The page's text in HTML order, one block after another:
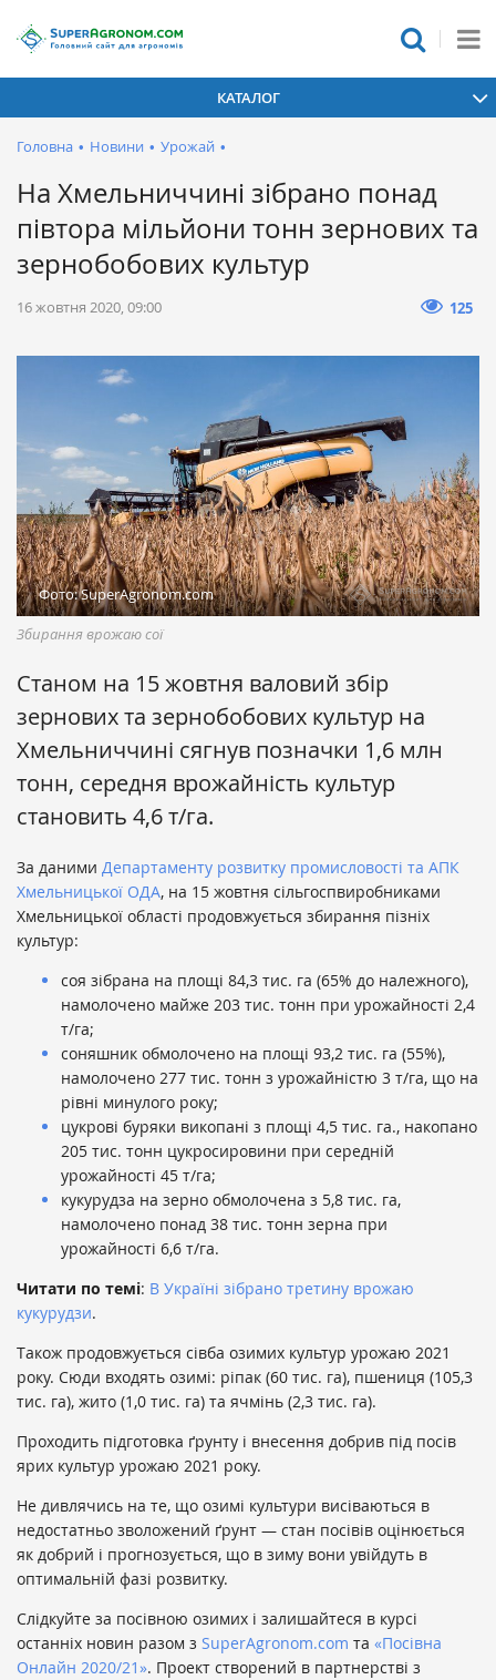
КАТАЛОГ
Головна • Новини • Урожай •
На Хмельниччині зібрано понад
півтора мільйони тонн зернових та
зернобобових культур
16 жовтня 2020, 09:00 125
Фото: SuperAgronom.com
Збирання врожаю сої
Станом на 15 жовтня валовий збір
зернових та зернобобових культур на
Хмельниччині сягнув позначки 1,6 млн
тонн, середня врожайність культур
становить 4,6 т/га.
За даними Департаменту розвитку промисловості та АПК
Хмельницької ОДА, на 15 жовтня сільгоспвиробниками
Хмельницької області продовжується збирання пізніх
культур:
соя зібрана на площі 84,3 тис. га (65% до належного),
намолочено майже 203 тис. тонн при урожайності 2,4
т/га;
соняшник обмолочено на площі 93,2 тис. га (55%),
намолочено 277 тис. тонн з урожайністю 3 т/га, що на
рівні минулого року;
цукрові буряки викопані з площі 4,5 тис. га., накопано
205 тис. тонн цукросировини при середній
урожайності 45 т/га;
кукурудза на зерно обмолочена з 5,8 тис. га,
намолочено понад 38 тис. тонн зерна при
урожайності 6,6 т/га.
Читати по темі: В Україні зібрано третину врожаю
кукурудзи.
Також продовжується сівба озимих культур урожаю 2021
року. Сюди входять озимі: ріпак (60 тис. га), пшениця (105,3
тис. га), жито (1,0 тис. га) та ячмінь (2,3 тис. га).
Проходить підготовка ґрунту і внесення добрив під посів
ярих культур урожаю 2021 року.
Не дивлячись на те, що озимі культури висіваються в
недостатньо зволожений ґрунт — стан посівів оцінюється
як добрий і прогнозується, що в зиму вони увійдуть в
оптимальній фазі розвитку.
Слідкуйте за посівною озимих і залишайтеся в курсі
останніх новин разом з SuperAgronom.com та «Посівна
Онлайн 2020/21». Проект створений в партнерстві з